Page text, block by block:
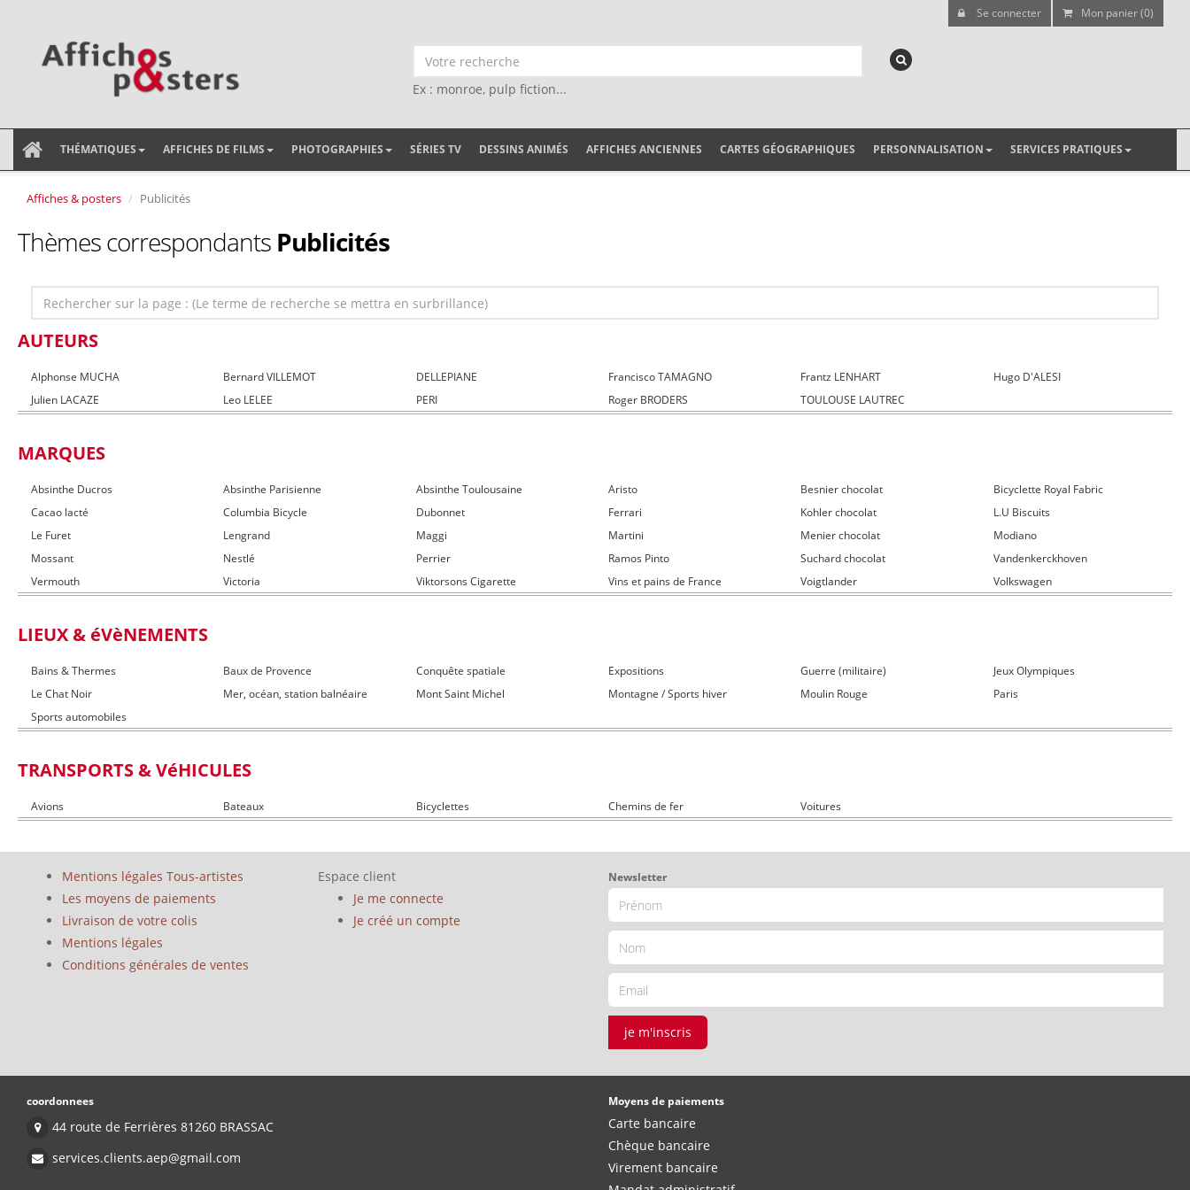
Se connecter Mon panier (0)
Ex : monroe, pulp fiction...
THÉMATIQUES AFFICHES DE FILMS PHOTOGRAPHIES SÉRIES TV DESSINS ANIMÉS AFFICHES ANCIENNES CARTES GÉOGRAPHIQUES PERSONNALISATION SERVICES PRATIQUES
Affiches & posters Publicités
Thèmes correspondants Publicités
AUTEURS
Alphonse MUCHA Bernard VILLEMOT DELLEPIANE Francisco TAMAGNO Frantz LENHART
Hugo D'ALESI
Julien LACAZE
Leo LELEE PERI Roger BRODERS TOULOUSE LAUTREC
MARQUES
Absinthe Ducros Absinthe Parisienne Absinthe Toulousaine Aristo Besnier chocolat
Bicyclette Royal Fabric
Cacao lacté
Columbia Bicycle Dubonnet Ferrari Kohler chocolat
L.U Biscuits
Le Furet
Lengrand Maggi Martini Menier chocolat
Modiano
Mossant
Nestlé Perrier Ramos Pinto Suchard chocolat
Vandenkerckhoven
Vermouth
Victoria Viktorsons Cigarette Vins et pains de France Voigtlander Volkswagen
LIEUX & éVèNEMENTS
Bains & Thermes Baux de Provence Conquête spatiale Expositions Guerre (militaire)
Jeux Olympiques
Le Chat Noir
Mer, océan, station balnéaire Mont Saint Michel Montagne / Sports hiver Moulin Rouge
Paris
Sports automobiles
TRANSPORTS & VéHICULES
Avions Bateaux Bicyclettes Chemins de fer Voitures
Mentions légales Tous-artistes
Les moyens de paiements
Livraison de votre colis
Mentions légales
Conditions générales de ventes
Espace client
Je me connecte
Je créé un compte
Newsletter
je m'inscris
coordonnees
44 route de Ferrières 81260 BRASSAC
services.clients.aep@gmail.com
Moyens de paiements
Carte bancaire
Chèque bancaire
Virement bancaire